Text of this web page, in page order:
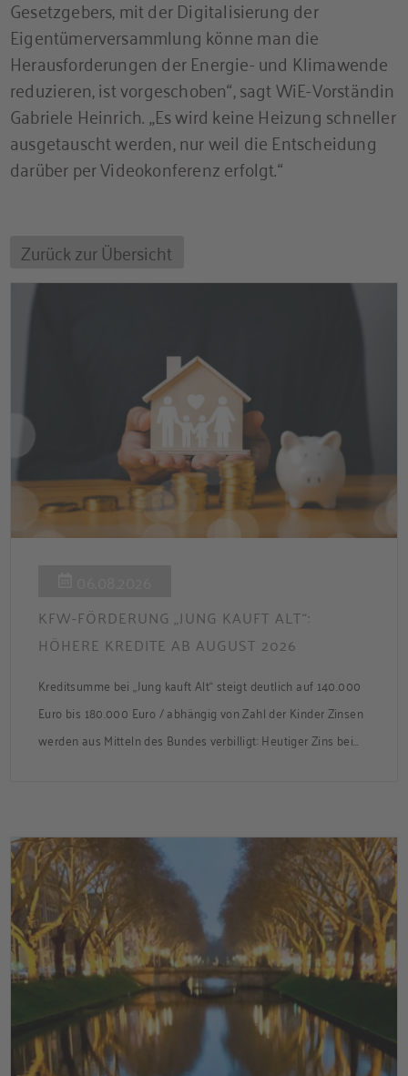
Gesetzgebers, mit der Digitalisierung der
Eigentümerversammlung könne man die
Herausforderungen der Energie- und Klimawende
reduzieren, ist vorgeschoben“, sagt WiE-Vorständin
Gabriele Heinrich. „Es wird keine Heizung schneller
ausgetauscht werden, nur weil die Entscheidung
darüber per Videokonferenz erfolgt.“
Zurück zur Übersicht
KFW-FÖRDERUNG „JUNG KAUFT ALT“:
HÖHERE KREDITE AB AUGUST 2026
Kreditsumme bei „Jung kauft Alt“ steigt deutlich auf 140.000
Euro bis 180.000 Euro / abhängig von Zahl der Kinder Zinsen
werden aus Mitteln des Bundes verbilligt: Heutiger Zins bei
Förderzusage / Sanierung in Einzelmaßnahmen […]